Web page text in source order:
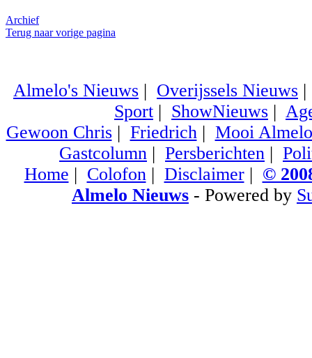
Archief
Terug naar vorige pagina
Almelo's Nieuws | Overijssels Nieuws
Sport | ShowNieuws |
Gewoon Chris| Friedrich| Mooi Almelo
Gastcolumn | Persberichten |
Home | Colofon| Disclaimer| ©
Almelo Nieuws - Powered by